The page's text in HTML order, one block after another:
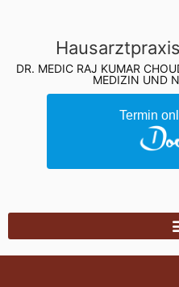
DR. MEDIC RAJ KUMAR
MEDIZIN UND
Termin